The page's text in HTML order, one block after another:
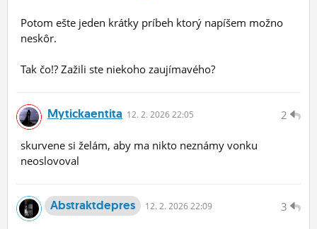
Potom ešte jeden krátky príbeh ktorý napíšem možno
neskôr.
Tak čo!? Zažili ste niekoho zaujímavého?
2
Mytickaentita 12. 2. 2026 22:05
skurvene si želám, aby ma nikto neznámy vonku
neoslovoval
3
Abstraktdepres 12. 2. 2026 22:09